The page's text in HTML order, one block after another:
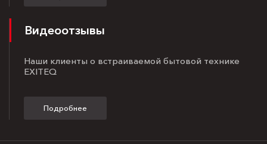
Видеоотзывы
Наши клиенты о встраиваемой бытовой технике
EXITEQ
Подробнее